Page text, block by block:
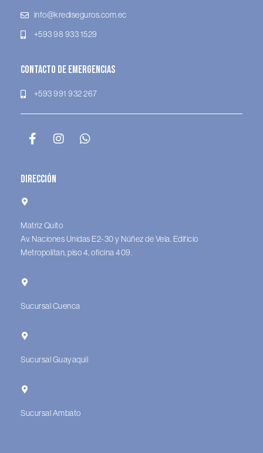
info@krediseguros.com.ec
+593 98 933 1529
Contacto de Emergencias
+593 991 932 267
Dirección
Matriz Quito
Av. Naciones Unidas E2-30 y Núñez de Vela. Edificio
Metropolitan, piso 4, oficina 409.
Sucursal Cuenca
Sucursal Guayaquil
Sucursal Ambato